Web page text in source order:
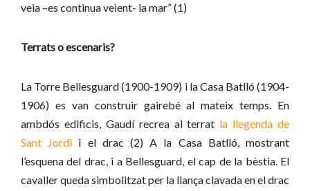
veia –es continua veient- la mar” (1)
Terrats o escenaris?
La Torre Bellesguard (1900-1909) i la Casa Batlló (1904-
1906) es van construir gairebé al mateix temps. En
ambdós edificis, Gaudí recrea al terrat la llegenda de
Sant Jordi i el drac (2) A la Casa Batlló, mostrant
l’esquena del drac, i a Bellesguard, el cap de la bèstia. El
cavaller queda simbolitzat per la llança clavada en el drac